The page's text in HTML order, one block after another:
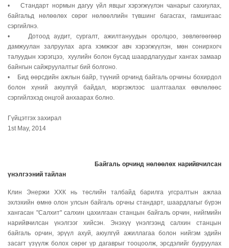
• Стандарт нормын дагуу үйл явцыг хэрэгжүүлэн чанарыг сахиулах,
байгальд нөлөөлөх сөрөг нөлөөллийн түвшинг багасгах, гамшигаас
сэргийлнэ.
• Дотоод аудит, сургалт, ажилтануудын оролцоо, зөвлөгөөгөөр
дамжуулан залруулах арга хэмжээг авч хэрэгжүүлэн, мөн сонирхогч
талуудын хэрэгцээ, хуулийн болон бусад шаардлагуудыг хангах замаар
байнгын сайжруулалтыг бий болгоно.
• Бид өөрсдийн ажлын байр, түүний орчинд байгаль орчины бохирдол
болон хүний аюулгүй байдал, мэргэжлээс шалтгаалах өвчлөлөөс
сэргийлэхэд онцгой анхаарах болно.
Гүйцэтгэх захирал
1st May, 2014
Байгаль орчинд нөлөөлөх нарийвчилсан
үнэлгээний тайлан
Клин Энержи ХХК нь төслийн талбайд барилга угсралтын ажлаа
эхлэхийн өмнө олон улсын байгаль орчны стандарт, шаардлагыг бүрэн
хангасан "Салхит" салхин цахилгаан станцын байгаль орчин, нийгмийн
нарийвчилсан үнэлгээг хийсэн. Энэхүү үнэлгээнд салхин станцын
байгаль орчин, эрүүл ахуй, аюулгүй ажиллагаа болон нийгэм эдийн
засагт үзүүлж болох сөрөг үр дагаврыг тооцоолж, эрсдэлийг бууруулах